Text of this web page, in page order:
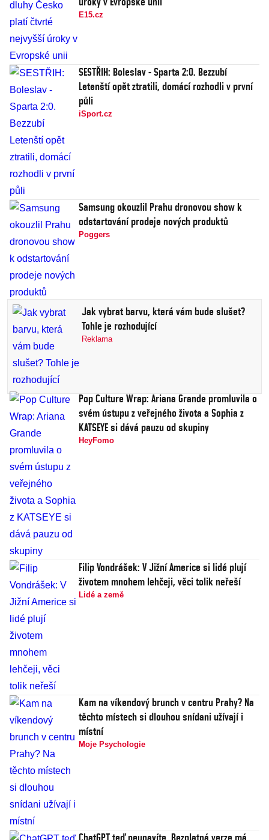
E15.cz
SESTŘIH: Boleslav - Sparta 2:0. Bezzubí
Letenští opět ztratili, domácí rozhodli v první
půli
iSport.cz
Samsung okouzlil Prahu dronovou show k
odstartování prodeje nových produktů
Poggers
Jak vybrat barvu, která vám bude slušet?
Tohle je rozhodující
Reklama
Pop Culture Wrap: Ariana Grande promluvila o
svém ústupu z veřejného života a Sophia z
KATSEYE si dává pauzu od skupiny
HeyFomo
Filip Vondrášek: V Jižní Americe si lidé plují
životem mnohem lehčeji, věci tolik neřeší
Lidé a země
Kam na víkendový brunch v centru Prahy? Na
těchto místech si dlouhou snídani užívají i
místní
Moje Psychologie